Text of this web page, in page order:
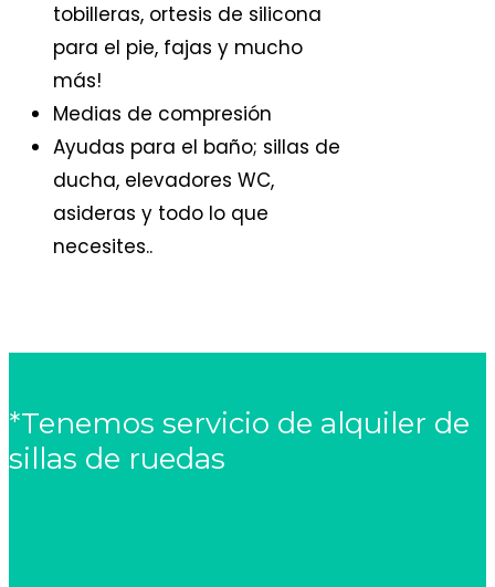
tobilleras, ortesis de silicona
para el pie, fajas y mucho
más!
Medias de compresión
Ayudas para el baño; sillas de
ducha, elevadores WC,
asideras y todo lo que
necesites..
*Tenemos servicio de alquiler de
sillas de ruedas